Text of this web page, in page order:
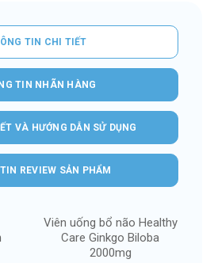
TIN CHI TIẾT
TIN NHÃN HÀNG
VÀ HƯỚNG DẪN SỬ DỤNG
REVIEW SẢN PHẨM
Viên uống bổ não Healthy
Care Ginkgo Biloba
2000mg